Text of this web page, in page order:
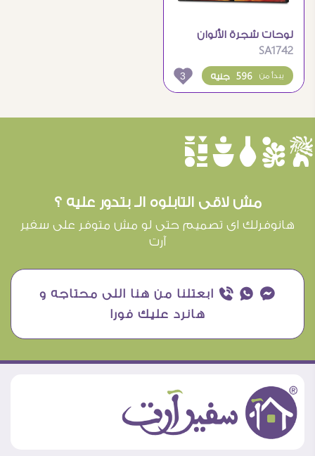
لوحات شجرة الألوان
SA1742
596 جنيه يبدأ من 3
èûôçê
مش لاقى التابلوه الـ بتدور عليه ؟
هانوفرلك اى تصميم حتى لو مش متوفر على سفير
آرت
¥ ₧ ƒ ابعتلنا من هنا اللى محتاجه و
هانرد عليك فورا